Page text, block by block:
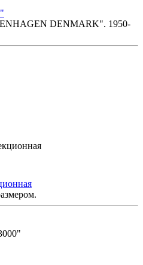
DENMARK". 1950-